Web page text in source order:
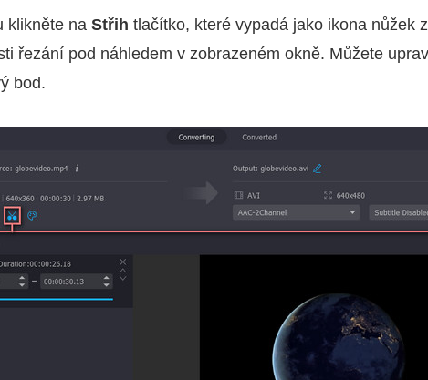
klikněte na Střih tlačítko, které vypadá jako ikona nůžek
řezání pod náhledem v zobrazeném okně. Můžete
bod.